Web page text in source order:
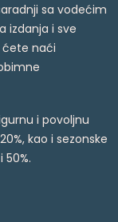
sa vodećim
izdanja i sve
ćete naći
i povoljnu
kao i sezonske